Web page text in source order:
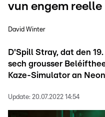
vun engem
David Winter
D'Spill Stray, dat den
sech grousser
Kaze-Simulator an
Update: 20.07.2022 14:54